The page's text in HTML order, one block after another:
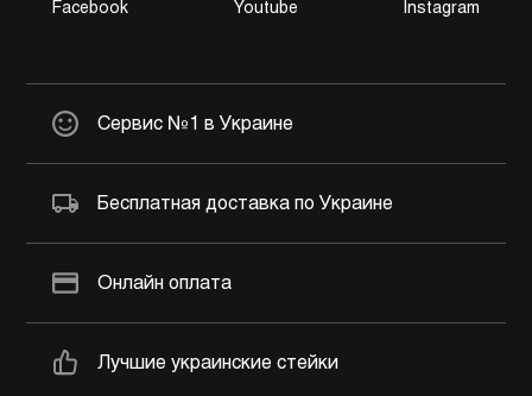
Facebook Youtube Instagram
Сервис №1 в Украине
Бесплатная доставка по Украине
Онлайн оплата
Лучшие украинские стейки